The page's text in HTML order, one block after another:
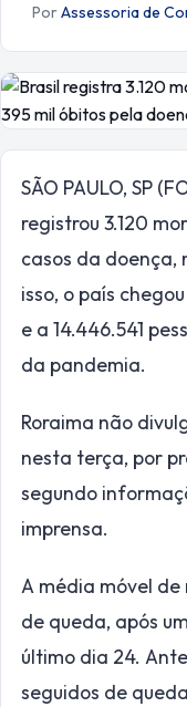
PorAssessoria de
SÃO PAULO, SP
registrou 3.120
casos da
isso, o país
e a 14.446.541
da pandemia.
Roraima não
nesta terça, por
segundo
imprensa.
A média móvel
de queda, após
último dia 24.
seguidos de